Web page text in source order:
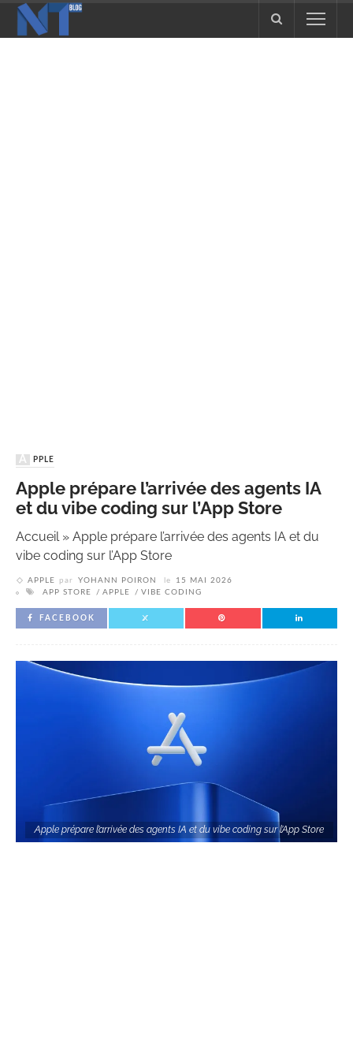
APPLE
Apple prépare l’arrivée des agents IA
et du vibe coding sur l’App Store
Accueil» Apple prépare l’arrivée des agents IA et du
vibe coding sur l’App Store
APPLE par YOHANN POIRON le
15 MAI 2026
APP STORE
APPLE VIBE CODING
FACEBOOK
Apple prépare l’arrivée des agents IA et du vibe coding sur l’App Store